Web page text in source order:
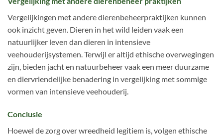
Vergelijkingen met andere dierenbeheerpraktijken kunnen
ook inzicht geven. Dieren in het wild leiden vaak een
natuurlijker leven dan dieren in intensieve
veehouderijsystemen. Terwijl er altijd ethische overwegingen
zijn, bieden jacht en natuurbeheer vaak een meer duurzame
en diervriendelijke benadering in vergelijking met sommige
vormen van intensieve veehouderij.
Conclusie
Hoewel de zorg over wreedheid legitiem is, volgen ethische